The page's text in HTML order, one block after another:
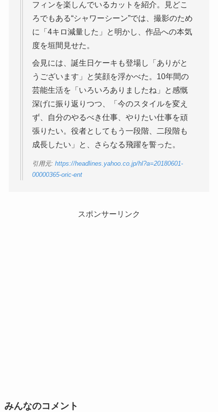
フィンを楽しんでいるカットを紹介。見どこ
ろでもある“シャワーシーン”では、撮影のため
に「4キロ減量した」と明かし、作品への本気
度を垣間見せた。
会見には、誕生日ケーキも登場し「ありがと
うございます」と笑顔を浮かべた。10年間の
芸能生活を「いろいろありましたね」と感慨
深げに振り返りつつ、「今のスタイルを変え
ず、自分のやるべき仕事、やりたい仕事を頑
張りたい。役者としてもう一段階、二段階も
成長したい」と、さらなる飛躍を誓った。
引用元: https://headlines.yahoo.co.jp/hl?a=20180601-
00000365-oric-ent
スポンサーリンク
みんなのコメント